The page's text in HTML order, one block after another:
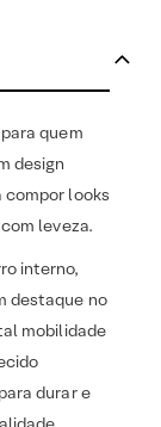
quem
design
compor looks
leveza.
interno,
destaque no
mobilidade
durar e